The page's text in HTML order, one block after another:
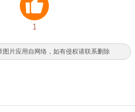
1
图片应用自网络，如有侵权请联系删除